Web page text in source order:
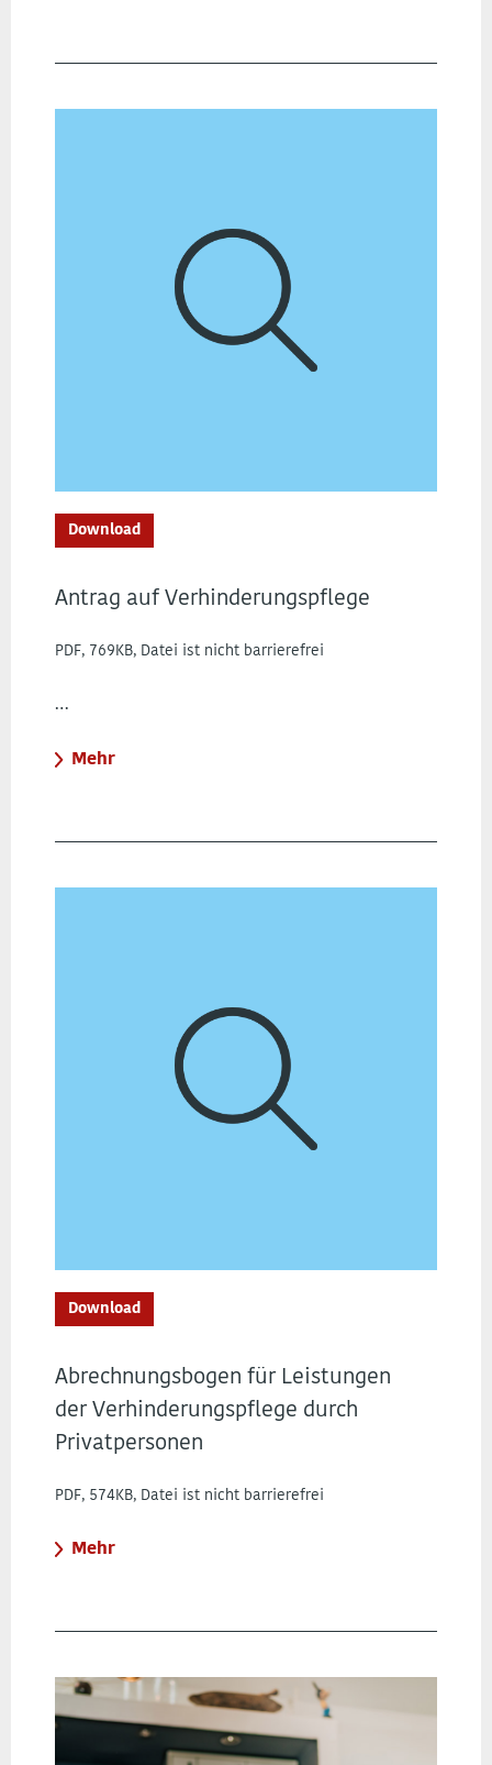
Download
Antrag auf Verhinderungspflege
PDF, 769KB, Datei ist nicht barrierefrei
…
Mehr
Download
Abrechnungsbogen für Leistungen
der Verhinderungspflege durch
Privatpersonen
PDF, 574KB, Datei ist nicht barrierefrei
Mehr